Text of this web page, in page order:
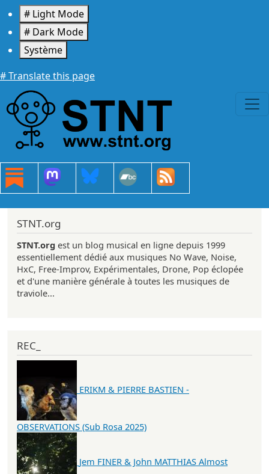
Aller au contenu principal
# Light Mode
# Dark Mode
Système
# Translate this page
STNT.org
STNT.org est un blog musical en ligne depuis 1999
essentiellement dédié aux musiques No Wave, Noise,
HxC, Free-Improv, Expérimentales, Drone, Pop éclopée
et d'une manière générale à toutes les musiques de
traviole...
REC_
ERIKM & PIERRE BASTIEN -
OBSERVATIONS (Sub Rosa 2025)
Jem FINER & John MATTHIAS Almost